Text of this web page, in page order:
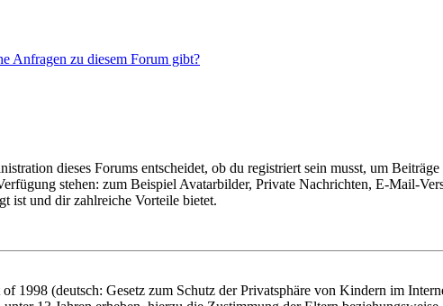
Anfragen zu diesem Forum gibt?
dieses Forums entscheidet, ob du registriert sein musst, um
stehen: zum Beispiel Avatarbilder, Private Nachrichten, E-Mail-
ist und dir zahlreiche Vorteile bietet.
1998 (deutsch: Gesetz zum Schutz der Privatsphäre von Kindern im